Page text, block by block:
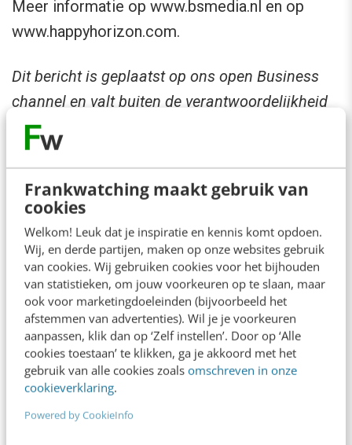
Frankwatching maakt gebruik van
cookies
Welkom! Leuk dat je inspiratie en kennis komt opdoen.
Wij, en derde partijen, maken op onze websites gebruik
van cookies. Wij gebruiken cookies voor het bijhouden
van statistieken, om jouw voorkeuren op te slaan, maar
ook voor marketingdoeleinden (bijvoorbeeld het
afstemmen van advertenties). Wil je je voorkeuren
aanpassen, klik dan op ‘Zelf instellen’. Door op ‘Alle
cookies toestaan’ te klikken, ga je akkoord met het
gebruik van alle cookies zoals omschreven in onze
cookieverklaring.
Powered by CookieInfo
Meer informatie op www.bsmedia.nl en op
www.happyhorizon.com.
Dit bericht is geplaatst op ons open Business
channel en valt buiten de verantwoordelijkheid
van de redactie.
Ook interessant voor jou
“Bedrijven die stevig staan in hun waarden
komen deze geopolitieke storm het beste
door” [podcast]
3 min Stef Heutink
Zo bouw je een AI die het niet met je eens is
[stappenplan]
6 min·Kim Pot
Denk je dat je positionering helder is? Doe de